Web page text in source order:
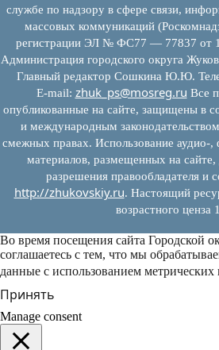
службе по надзору в сфере связи,
массовых коммуникаций
регистрации ЭЛ № ФС77 — 77837 от
Администрация городского округа
Главный редактор Сошкина Ю.Ю.
E‑mail: zhuk_ps@mosreg.ru Все
опубликованные на сайте, защищены в
и международным
смежных правах. Использование аудио-
материалов, размещенных на сайте,
разрешения правообладателя и
http://zhukovskiy.ru. Настоящий
возрастного ценза
Во время посещения сайта Городской
соглашаетесь с тем, что мы
данные с использованием метрических
Принять
Manage consent